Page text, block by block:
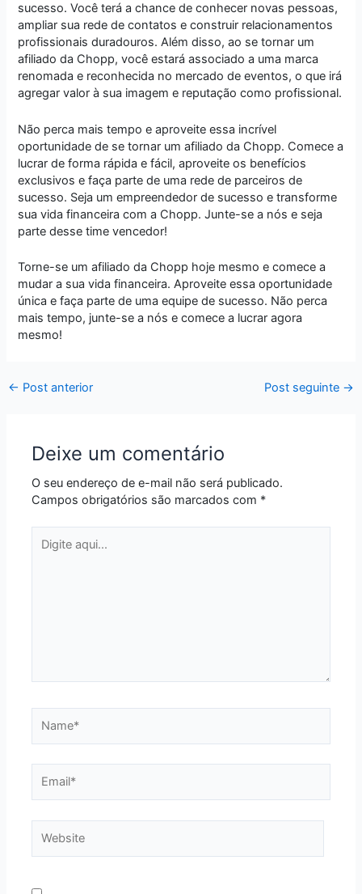
sucesso. Você terá a chance de conhecer novas pessoas,
ampliar sua rede de contatos e construir relacionamentos
profissionais duradouros. Além disso, ao se tornar um
afiliado da Chopp, você estará associado a uma marca
renomada e reconhecida no mercado de eventos, o que irá
agregar valor à sua imagem e reputação como profissional.
Não perca mais tempo e aproveite essa incrível
oportunidade de se tornar um afiliado da Chopp. Comece a
lucrar de forma rápida e fácil, aproveite os benefícios
exclusivos e faça parte de uma rede de parceiros de
sucesso. Seja um empreendedor de sucesso e transforme
sua vida financeira com a Chopp. Junte-se a nós e seja
parte desse time vencedor!
Torne-se um afiliado da Chopp hoje mesmo e comece a
mudar a sua vida financeira. Aproveite essa oportunidade
única e faça parte de uma equipe de sucesso. Não perca
mais tempo, junte-se a nós e comece a lucrar agora
mesmo!
← Post anterior Post seguinte →
Deixe um comentário
O seu endereço de e-mail não será publicado.
Campos obrigatórios são marcados com *
aqui...